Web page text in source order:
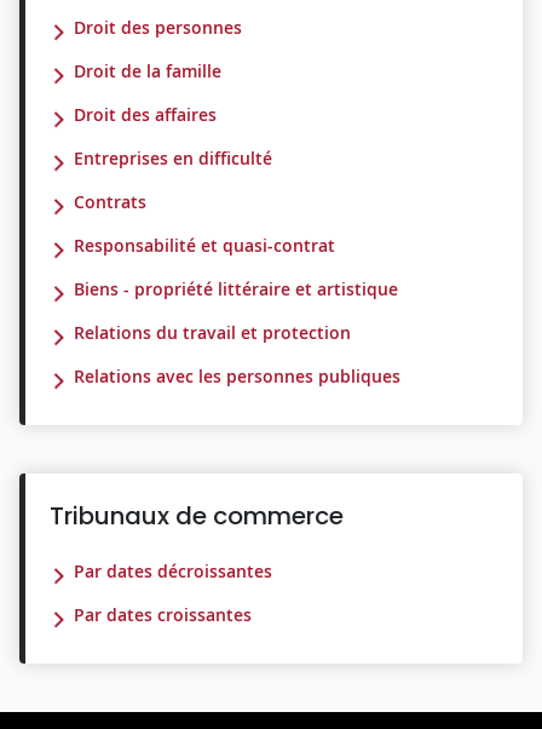
Droit des personnes
Droit de la famille
Droit des affaires
Entreprises en difficulté
Contrats
Responsabilité et quasi-contrat
Biens - propriété littéraire et artistique
Relations du travail et protection
Relations avec les personnes publiques
Tribunaux de commerce
Par dates décroissantes
Par dates croissantes